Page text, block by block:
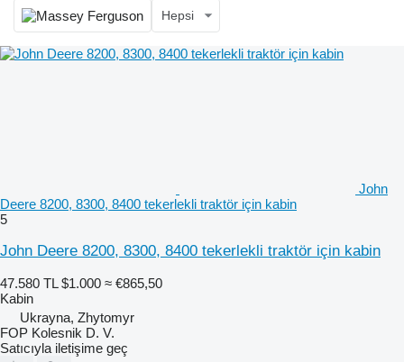
Hepsi
John
Deere 8200, 8300, 8400 tekerlekli traktör için kabin
5
John Deere 8200, 8300, 8400 tekerlekli traktör için kabin
47.580 TL $1.000 ≈ €865,50
Kabin
Ukrayna, Zhytomyr
FOP Kolesnik D. V.
Satıcıyla iletişime geç